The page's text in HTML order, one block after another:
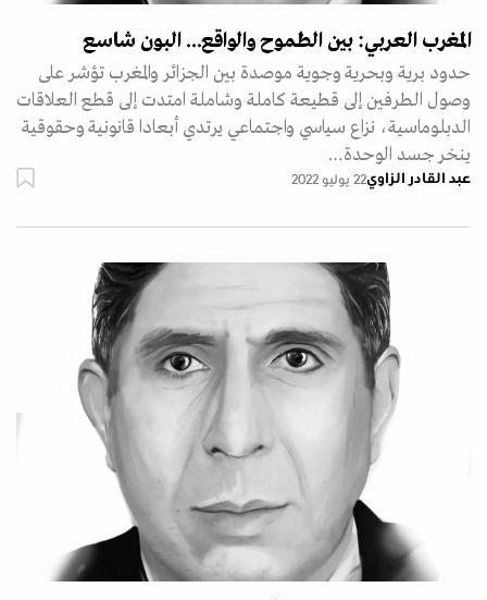
المغرب العربي: بين الطموح والواقع... البون شاسع
حدود برية وبحرية وجوية موصدة بين الجزائر والمغرب تؤشر على
وصول الطرفين إلى قطيعة كاملة وشاملة امتدت إلى قطع العلاقات
الدبلوماسية، نزاع سياسي واجتماعي يرتدي أبعادا قانونية وحقوقية
ينخر جسد الوحدة…
عبد القادر الزاوي22 يوليو 2022